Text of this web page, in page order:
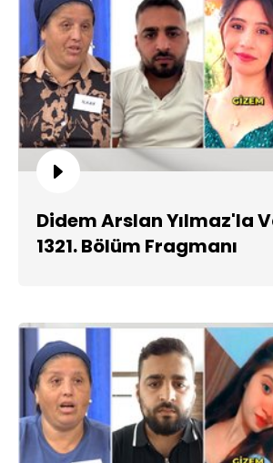
Didem Arslan Yılmaz'la
1321. Bölüm Fragmanı